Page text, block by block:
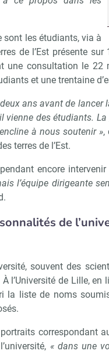
sont les étudiants, via à
de l’Est présente
une consultation le 22
et une trentaine
ans avant de lancer
vienne des étudiants.
à nous soutenir »,
terres de l’Est.
encore intervenir
l’équipe dirigeante
de
souvent des
l’Université de Lille, en
la liste de noms
correspondant
« dans une